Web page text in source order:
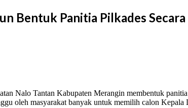
Bentuk Panitia Pilkades Secara
Nalo Tantan Kabupaten Merangin membentuk
oleh masyarakat banyak untuk memilih calon Kepala